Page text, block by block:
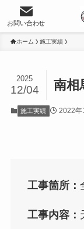
NEWS
当社について
採用情報
サービス
お問い合わせ
ホーム 施工実績
南
2025
12/04
施工実績 2022年
工事箇所：
工事内容：